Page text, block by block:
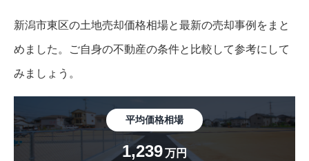
新潟市東区の土地売却価格相場と最新の売却事例をまと
めました。 ご自身の不動産の条件と比較して参考にして
みましょう。
平均価格相場
1,239万円